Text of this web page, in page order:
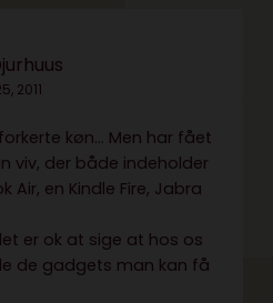
2011
køn… Men har fået
viv, der både indeholder
Air, en Kindle Fire, Jabra
er ok at sige at hos os
de gadgets man kan få